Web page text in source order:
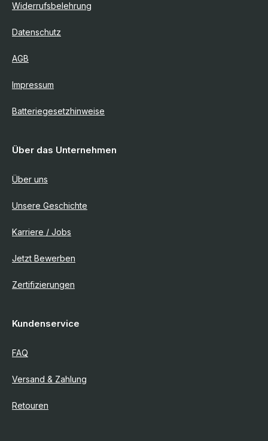
Widerrufsbelehrung
Datenschutz
AGB
Impressum
Batteriegesetzhinweise
Über das Unternehmen
Über uns
Unsere Geschichte
Karriere / Jobs
Jetzt Bewerben
Zertifizierungen
Kundenservice
FAQ
Versand & Zahlung
Retouren